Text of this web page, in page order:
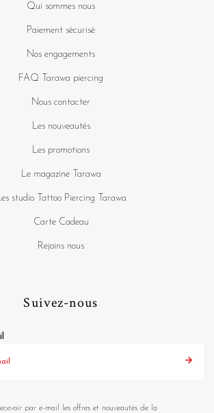
Qui sommes nous
Paiement sécurisé
Nos engagements
FAQ Tarawa piercing
Nous contacter
Les nouveautés
Les promotions
Le magazine Tarawa
studio Tattoo Piercing Tarawa
Carte Cadeau
Rejoins nous
Suivez-nous
par e-mail les offres et nouveautés de la